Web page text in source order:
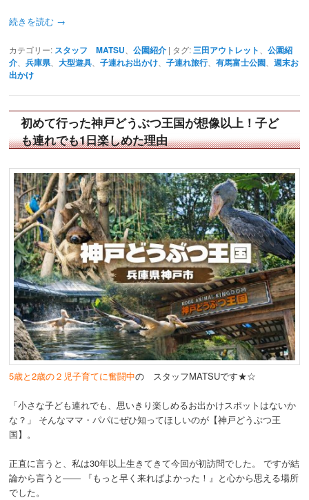
続きを読む →
カテゴリー: スタッフ MATSU 、公園紹介 | タグ: 三田アウトレット 、公園紹
介 、兵庫県 、大型遊具 、子連れお出かけ 、子連れ旅行、有馬富士公園 、週末お
出かけ
初めて行った神戸どうぶつ王国が想像以上！子ど
も連れでも1日楽しめた理由
5歳と2歳の２児子育てに奮闘中の スタッフMATSUです★☆
「小さな子ども連れでも、思いきり楽しめるお出かけスポットはないか
な？」 そんなママ・パパにぜひ知ってほしいのが【神戸どうぶつ王
国】。
正直に言うと、私は30年以上生きてきて今回が初訪問でした。 ですが結
論から言うと―― 『もっと早く来ればよかった！』と心から思える場所
でした。